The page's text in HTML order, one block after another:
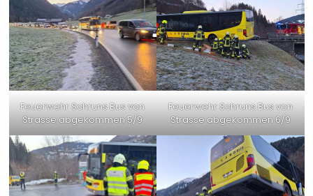
Feuerwehr Schruns Bus von
Strasse abgekommen 5/9
Feuerwehr Schruns Bus von
Strasse abgekommen 6/9